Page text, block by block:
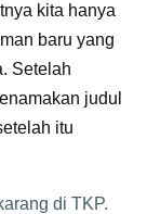
kita hanya
baru yang
Setelah
judul
itu
di TKP.